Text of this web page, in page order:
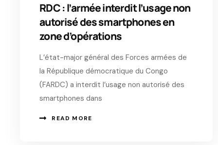
RDC : l’armée interdit l’usage non
autorisé des smartphones en
zone d’opérations
L’état-major général des Forces armées de
la République démocratique du Congo
(FARDC) a interdit l’usage non autorisé des
smartphones dans
READ MORE